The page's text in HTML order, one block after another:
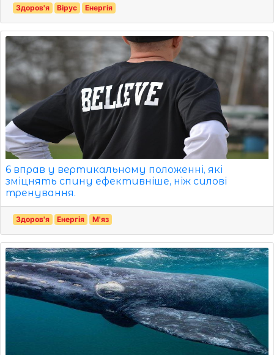
Здоров'я Вірус Енергія
6 вправ у вертикальному положенні, які
зміцнять спину ефективніше, ніж силові
тренування.
Здоров'я Енергія М'яз